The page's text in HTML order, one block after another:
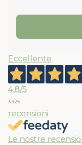
Eccellente
4,8/5
3.425
recensioni
Le nostre